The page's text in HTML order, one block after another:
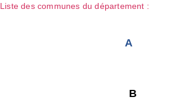
Liste des communes du département :
A
B